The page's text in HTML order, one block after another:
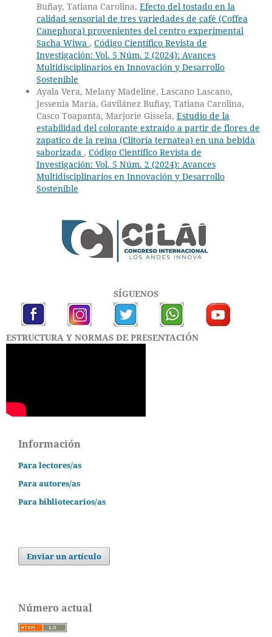
Buñay, Tatiana Carolina, Efecto del tostado en la
calidad sensorial de tres variedades de café (Coffea
Canephora) provenientes del centro experimental
Sacha Wiwa , Código Científico Revista de
Investigación: Vol. 5 Núm. 2 (2024): Avances
Multidisciplinarios en Innovación y Desarrollo
Sostenible
Ayala Vera, Melany Madeline, Lascano Lascano,
Jessenia María, Gavilánez Buñay, Tatiana Carolina,
Casco Toapanta, Marjorie Gissela, Estudio de la
estabilidad del colorante extraído a partir de flores de
zapatico de la reina (Clitoria ternatea) en una bebida
saborizada , Código Científico Revista de
Investigación: Vol. 5 Núm. 2 (2024): Avances
Multidisciplinarios en Innovación y Desarrollo
Sostenible
SÍGUENOS
ESTRUCTURA Y NORMAS DE PRESENTACIÓN
Información
Para lectores/as
Para autores/as
Para bibliotecarios/as
Enviar un artículo
Número actual